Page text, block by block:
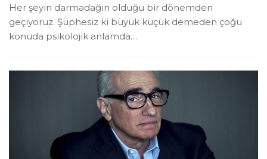
Her şeyin darmadağın olduğu bir dönemden
geçiyoruz. Şüphesiz ki büyük küçük demeden çoğu
konuda psikolojik anlamda…